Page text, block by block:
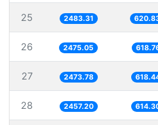
25 2483.31
26 2475.05
27 2473.78
28 2457.20